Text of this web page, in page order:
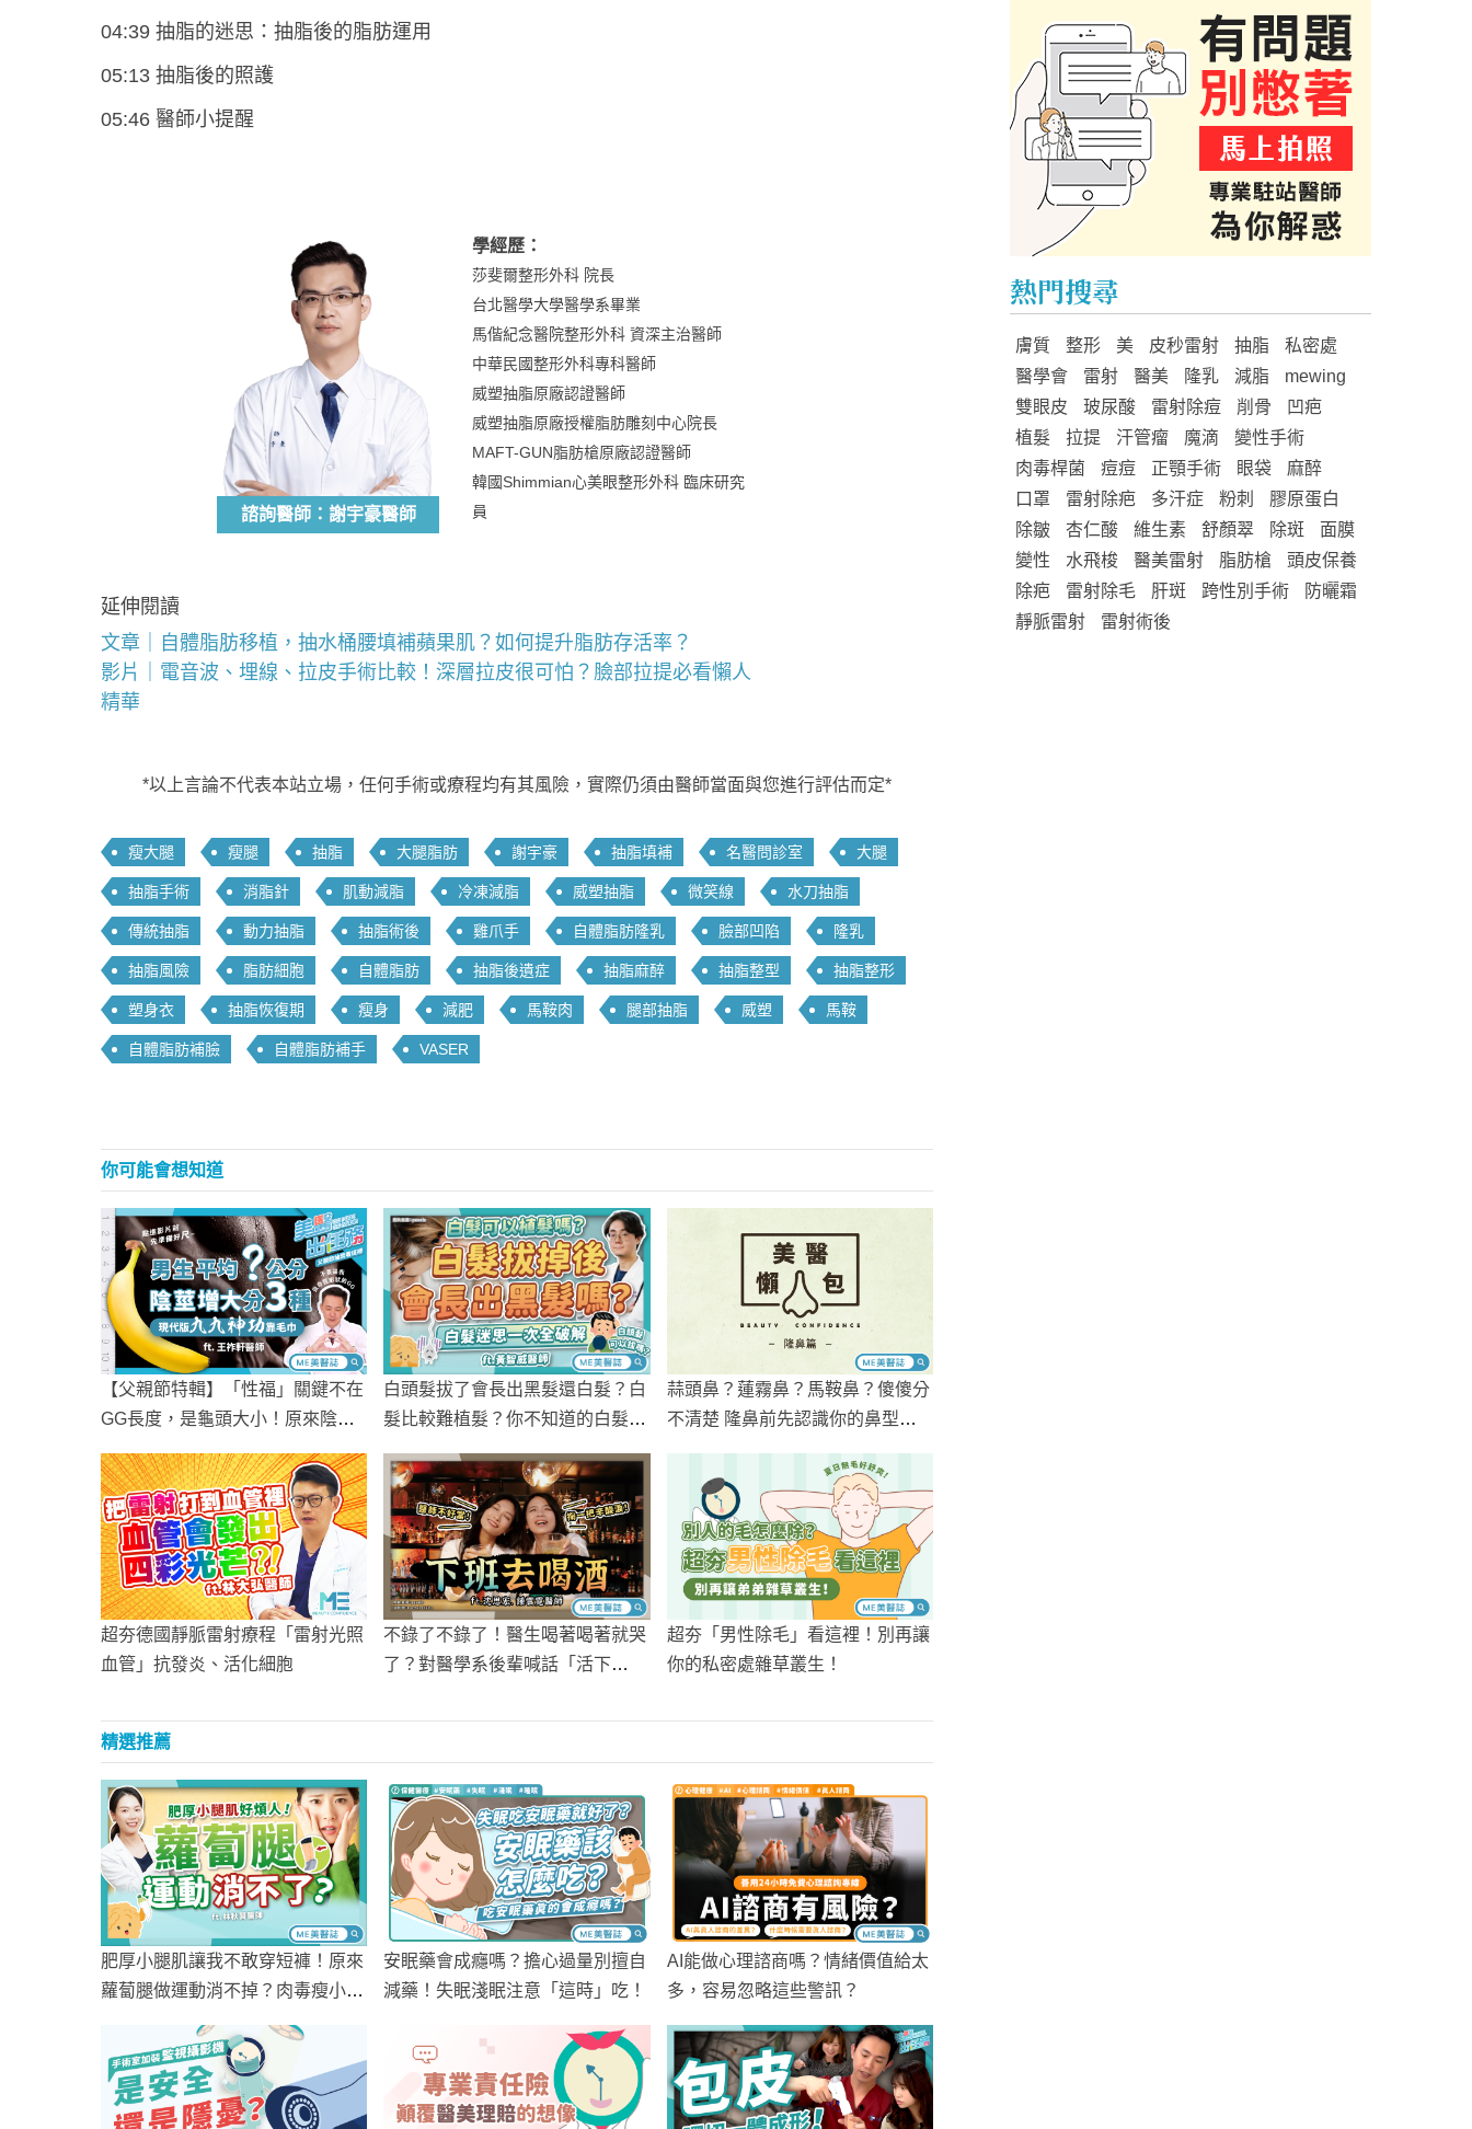
04:39 抽脂的迷思：抽脂後的脂肪運用
05:13 抽脂後的照護
05:46 醫師小提醒
諮詢醫師：謝宇豪醫師
學經歷：
莎斐爾整形外科 院長
台北醫學大學醫學系畢業
馬偕紀念醫院整形外科 資深主治醫師
中華民國整形外科專科醫師
威塑抽脂原廠認證醫師
威塑抽脂原廠授權脂肪雕刻中心院長
MAFT-GUN脂肪槍原廠認證醫師
韓國Shimmian心美眼整形外科 臨床研究
員
延伸閱讀
文章｜自體脂肪移植，抽水桶腰填補蘋果肌？如何提升脂肪存活率？
影片｜電音波、埋線、拉皮手術比較！深層拉皮很可怕？臉部拉提必看懶人
精華
*以上言論不代表本站立場，任何手術或療程均有其風險，實際仍須由醫師當面與您進行評估而定*
瘦大腿 瘦腿 抽脂 大腿脂肪 謝宇豪 抽脂填補 名醫問診室 大腿
抽脂手術 消脂針 肌動減脂 冷凍減脂 威塑抽脂 微笑線 水刀抽脂
傳統抽脂 動力抽脂 抽脂術後 雞爪手 自體脂肪隆乳 臉部凹陷 隆乳
抽脂風險 脂肪細胞 自體脂肪 抽脂後遺症 抽脂麻醉 抽脂整型 抽脂整形
塑身衣 抽脂恢復期 瘦身 減肥 馬鞍肉 腿部抽脂 威塑 馬鞍
自體脂肪補臉 自體脂肪補手 VASER
你可能會想知道
【父親節特輯】「性福」關鍵不在
GG長度，是龜頭大小！原來陰莖
白頭髮拔了會長出黑髮還白髮？白
髮比較難植髮？你不知道的白髮冷
蒜頭鼻？蓮霧鼻？馬鞍鼻？傻傻分
不清楚 隆鼻前先認識你的鼻型
超夯德國靜脈雷射療程「雷射光照
血管」抗發炎、活化細胞
不錄了不錄了！醫生喝著喝著就哭
了？對醫學系後輩喊話「活下
超夯「男性除毛」看這裡！別再讓
你的私密處雜草叢生！
精選推薦
肥厚小腿肌讓我不敢穿短褲！原來
蘿蔔腿做運動消不掉？肉毒瘦小腿
真有後遺症嗎？
安眠藥會成癮嗎？擔心過量別擅自
減藥！失眠淺眠注意「這時」吃！
AI能做心理諮商嗎？情緒價值給太
多，容易忽略這些警訊？
熱門搜尋
膚質 整形 美 皮秒雷射 抽脂
私密處
醫學會
雷射 醫美 隆乳 減脂
mewing
雙眼皮
玻尿酸 雷射除痘 削骨
凹疤
植髮
拉提 汗管瘤 魔滴
變性手術
肉毒桿菌
痘痘 正顎手術 眼袋
麻醉
口罩
雷射除疤 多汗症 粉刺
膠原蛋白
除皺
杏仁酸 維生素 舒顏翠 除斑
面膜
變性
水飛梭 醫美雷射 脂肪槍
頭皮保養
除疤
雷射除毛 肝斑 跨性別手術
防曬霜
靜脈雷射
雷射術後